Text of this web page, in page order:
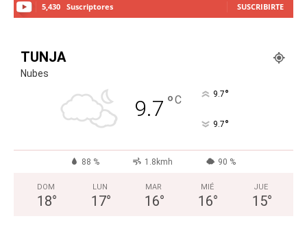
5,430 Suscriptores SUSCRIBIRTE
TUNJA
Nubes
9.7 °C 9.7°
9.7°
88 % 1.8kmh 90 %
DOM
18°
LUN
17°
MAR
16°
MIÉ
16°
JUE
15°